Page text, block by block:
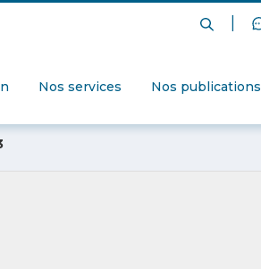
Nos services Nos publications